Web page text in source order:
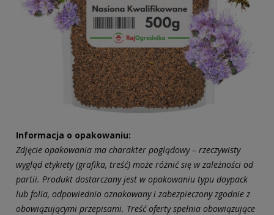
Informacja o opakowaniu:
Zdjęcie opakowania ma charakter poglądowy – rzeczywisty
wygląd etykiety (grafika, treść) może różnić się w zależności od
partii. Produkt dostarczany jest w opakowaniu typu doypack
lub folia, odpowiednio oznakowany i zabezpieczony zgodnie z
obowiązującymi przepisami. Treść oferty spełnia obowiązujące